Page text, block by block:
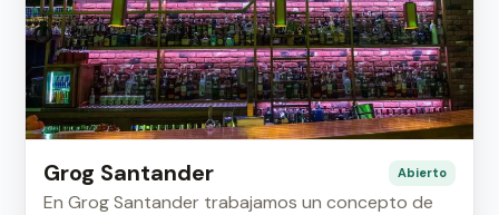
Grog Santander Abierto
En Grog Santander trabajamos un concepto de